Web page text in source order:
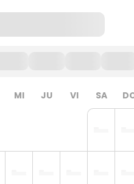
MI JU VI SA